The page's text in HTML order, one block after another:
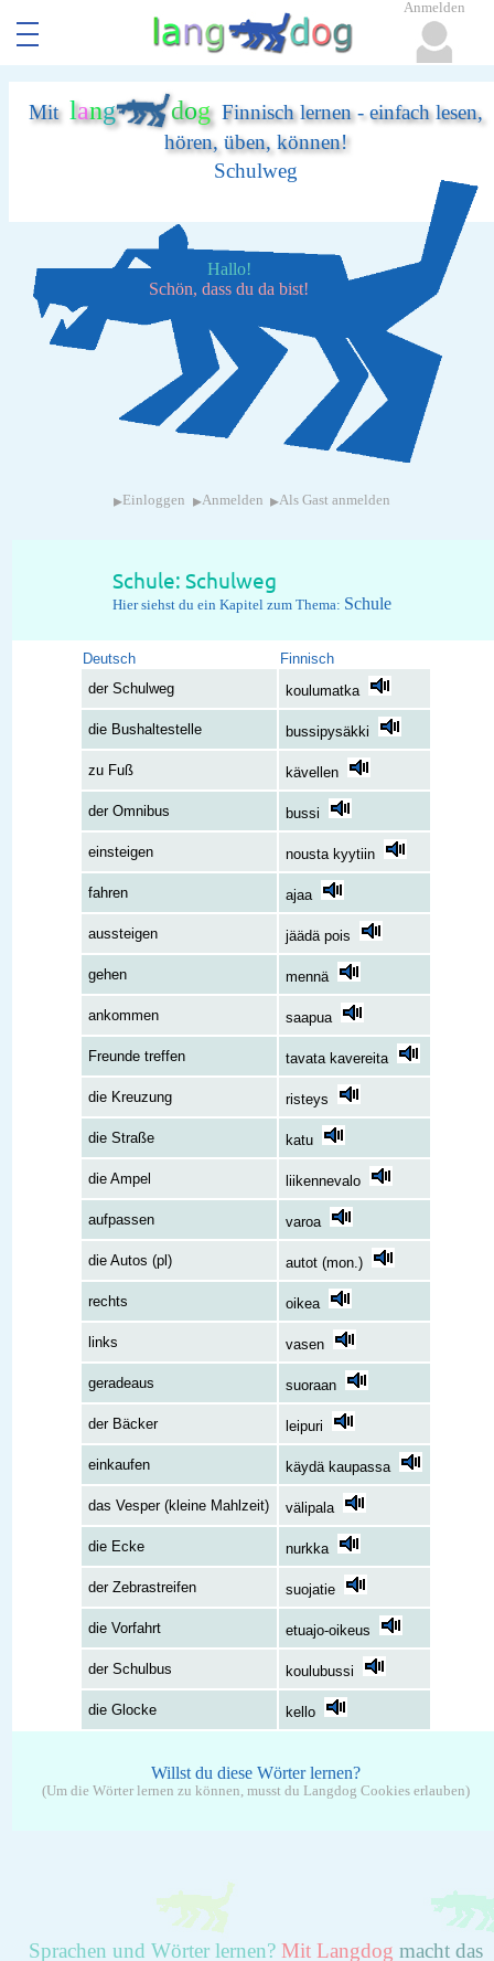
Mit lang dogFinnisch lernen - einfach lesen,
hören, üben, können!
Schulweg
Hallo!
Schön, dass du da bist!
▸ Einloggen ▸Anmelden ▸Als Gast anmelden
Schule: Schulweg
Hier siehst du ein Kapitel zum Thema: Schule
Deutsch
Finnisch
der Schulweg
koulumatka
die Bushaltestelle bussipysäkki
zu Fuß kävellen
der Omnibus bussi
einsteigen nousta kyytiin
fahren ajaa
aussteigen jäädä pois
gehen mennä
ankommen saapua
Freunde treffen tavata kavereita
die Kreuzung risteys
die Straße katu
die Ampel liikennevalo
aufpassen varoa
die Autos (pl) autot (mon.)
rechts oikea
links vasen
geradeaus suoraan
der Bäcker leipuri
einkaufen käydä kaupassa
das Vesper (kleine Mahlzeit) välipala
die Ecke nurkka
der Zebrastreifen suojatie
die Vorfahrt etuajo-oikeus
der Schulbus koulubussi
die Glocke kello
Willst du diese Wörter lernen?
(Um die Wörter lernen zu können, musst du Langdog Cookies erlauben)
Sprachen und Wörter lernen? Mit Langdog macht das
Anmelden